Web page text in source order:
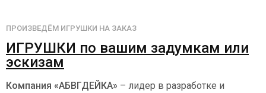
ПРОИЗВЕДЁМ ИГРУШКИ НА ЗАКАЗ
ИГРУШКИ по вашим задумкам или
эскизам
Компания «АБВГДЕЙКА» – лидер в разработке и